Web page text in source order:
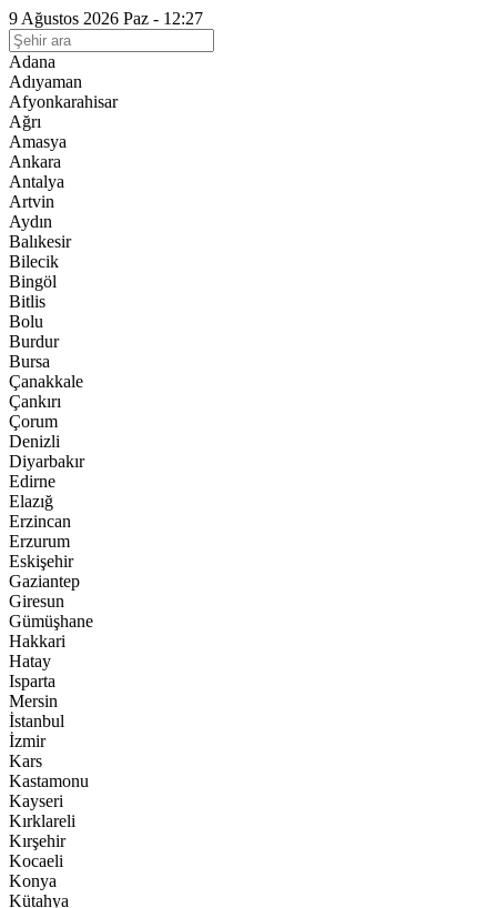
9 Ağustos 2026 Paz - 12:27
Adana
Adıyaman
Afyonkarahisar
Ağrı
Amasya
Ankara
Antalya
Artvin
Aydın
Balıkesir
Bilecik
Bingöl
Bitlis
Bolu
Burdur
Bursa
Çanakkale
Çankırı
Çorum
Denizli
Diyarbakır
Edirne
Elazığ
Erzincan
Erzurum
Eskişehir
Gaziantep
Giresun
Gümüşhane
Hakkari
Hatay
Isparta
Mersin
İstanbul
İzmir
Kars
Kastamonu
Kayseri
Kırklareli
Kırşehir
Kocaeli
Konya
Kütahya